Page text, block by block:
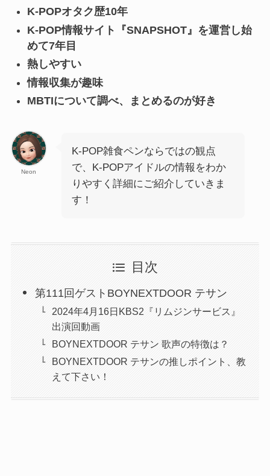
K-POPオタク歴10年
K-POP情報サイト『SNAPSHOT』を運営し始
めて7年目
熱しやすい
情報収集が趣味
MBTIについて調べ、まとめるのが好き
Neon
K-POP雑食ペンならではの観点
で、K-POPアイドルの情報をわか
りやすく詳細にご紹介していきま
す！
目次
第111回ゲストBOYNEXTDOOR テサン
2024年4月16日KBS2『リムジンサービス』
出演回動画
BOYNEXTDOOR テサン 歌声の特徴は？
BOYNEXTDOOR テサンの推しポイント、教
えて下さい！